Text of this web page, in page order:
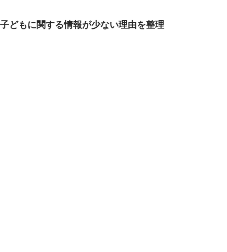
子どもに関する情報が少ない理由を整理